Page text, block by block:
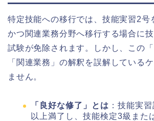
特定技能への移行では、技能実習2号
かつ関連業務分野へ移行する場合に
試験が免除されます。しかし、この
「関連業務」の解釈を誤解している
ません。
「良好な修了」とは ：技能実
以上満了し、技能検定3級また